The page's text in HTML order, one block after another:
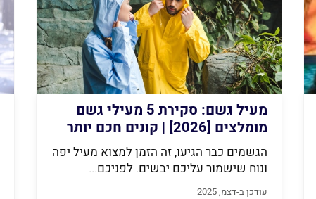
מעיל גשם: סקירת 5 מעילי גשם
מומלצים [2026] | קונים חכם יותר
עם Finder
הגשמים כבר הגיעו, זה הזמן למצוא מעיל יפה
ונוח שישמור עליכם יבשים. לפניכם...
עודכן ב-דצמ, 2025